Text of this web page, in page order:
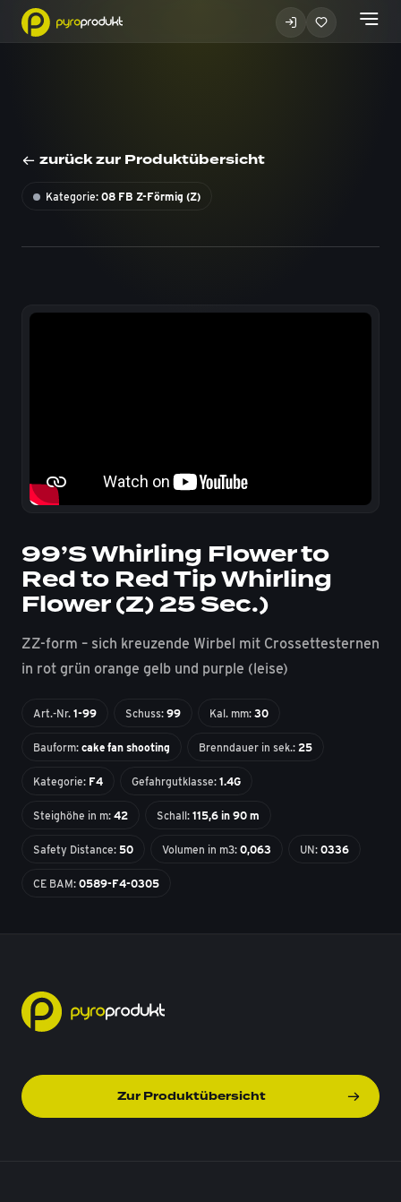
zurück zur Produktübersicht
Kategorie: 08 FB Z-Förmig (Z)
99’S Whirling Flower to
Red to Red Tip Whirling
Flower (Z) 25 Sec.)
ZZ-form – sich kreuzende Wirbel mit Crossettesternen
in rot grün orange gelb und purple (leise)
Art.-Nr. 1-99 Schuss: 99 Kal. mm: 30
Bauform: cake fan shooting Brenndauer in sek.: 25
Kategorie: F4 Gefahrgutklasse: 1.4G
Steighöhe in m: 42 Schall: 115,6 in 90 m
Safety Distance: 50 Volumen in m3: 0,063 UN: 0336
CE BAM: 0589-F4-0305
Zur Produktübersicht